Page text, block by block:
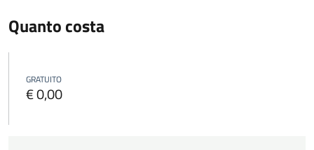
Quanto costa
GRATUITO
€ 0,00